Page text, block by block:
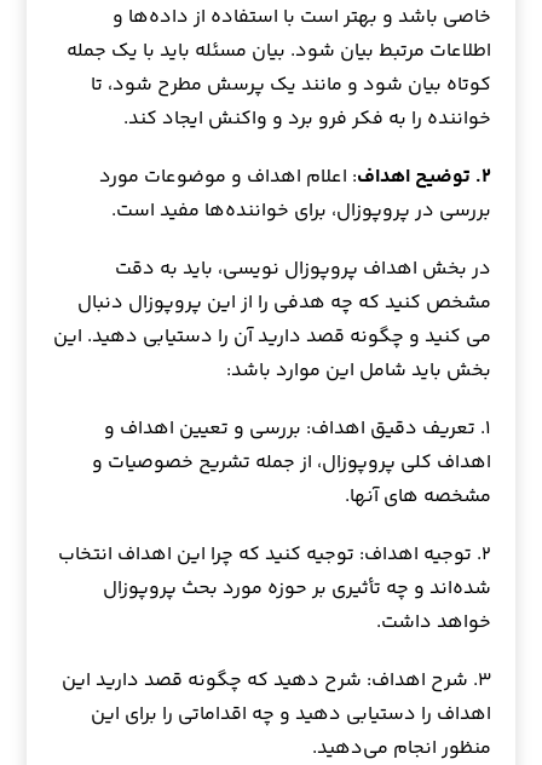
خاصی باشد و بهتر است با استفاده از داده‌ها و
اطلاعات مرتبط بیان شود. بیان مسئله باید با یک جمله
کوتاه بیان شود و مانند یک پرسش مطرح شود، تا
خواننده را به فکر فرو برد و واکنش ایجاد کند.
۲. توضیح اهداف
: اعلام اهداف و موضوعات مورد
بررسی در پروپوزال، برای خواننده‌ها مفید است.
در بخش اهداف پروپوزال نویسی، باید به دقت
مشخص کنید که چه هدفی را از این پروپوزال دنبال
می کنید و چگونه قصد دارید آن را دستیابی دهید. این
بخش باید شامل این موارد باشد:
۱. تعریف دقیق اهداف: بررسی و تعیین اهداف و
اهداف کلی پروپوزال، از جمله تشریح خصوصیات و
مشخصه های آنها.
۲. توجیه اهداف: توجیه کنید که چرا این اهداف انتخاب
شده‌اند و چه تأثیری بر حوزه مورد بحث پروپوزال
خواهد داشت.
۳. شرح اهداف: شرح دهید که چگونه قصد دارید این
اهداف را دستیابی دهید و چه اقداماتی را برای این
منظور انجام می‌دهید.